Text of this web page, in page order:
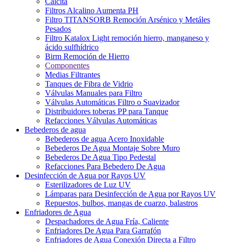
Filtros Alcalino Aumenta PH
Filtro TITANSORB Remoción Arsénico y Metáles
Pesados
Filtro Katalox Light remoción hierro, manganeso y
ácido sulfhídrico
Birm Remoción de Hierro
Componentes
Medias Filtrantes
Tanques de Fibra de Vidrio
Válvulas Manuales para Filtro
Válvulas Automáticas Filtro o Suavizador
Distribuidores toberas PP para Tanque
Refacciones Válvulas Automáticas
Bebederos de agua
Bebederos de agua Acero Inoxidable
Bebederos De Agua Montaje Sobre Muro
Bebederos De Agua Tipo Pedestal
Refacciones Para Bebedero De Agua
Desinfección de Agua por Rayos UV
Esterilizadores de Luz UV
Lámparas para Desinfección de Agua por Rayos UV
Repuestos, bulbos, mangas de cuarzo, balastros
Enfriadores de Agua
Despachadores de Agua Fría, Caliente
Enfriadores De Agua Para Garrafón
Enfriadores de Agua Conexión Directa a Filtro